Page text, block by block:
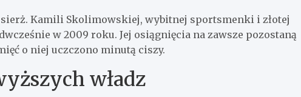
Kamili Skolimowskiej, wybitnej sportsmenki i złotej
w 2009 roku. Jej osiągnięcia na zawsze pozostaną
o niej uczczono minutą ciszy.
władz